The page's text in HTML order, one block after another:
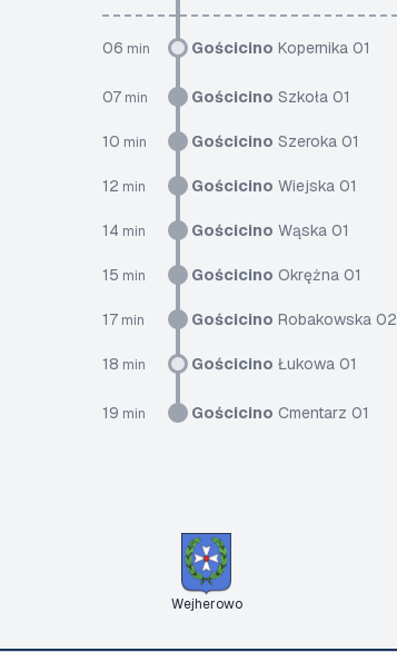
06 min Gościcino Kopernika 01
07 min Gościcino Szkoła 01
10 min Gościcino Szeroka 01
12 min Gościcino Wiejska 01
14 min Gościcino Wąska 01
15 min Gościcino Okrężna 01
17 min Gościcino Robakowska 02
18 min Gościcino Łukowa 01
19 min Gościcino Cmentarz 01
Wejherowo